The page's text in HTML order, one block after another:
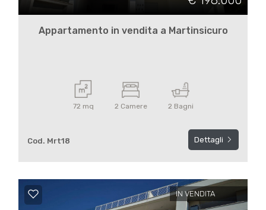
Appartamento in vendita a Martinsicuro
72 mq 2 Camere 2 Bagni
Cod. Mrt18 Dettagli
IN VENDITA
mq